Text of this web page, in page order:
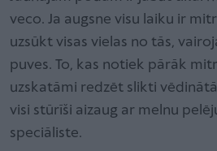
veco. Ja augsne visu laiku ir
uzsūkt visas vielas no tās,
puves. To, kas notiek pārāk
uzskatāmi redzēt slikti
visi stūrīši aizaug ar melnu
speciāliste.